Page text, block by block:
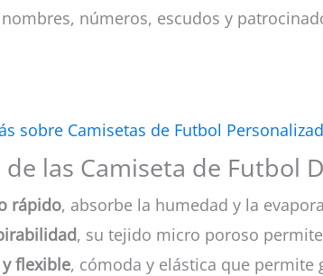
números, escudos y
sobre Camisetas de Futbol
de las Camiseta de Futbol
rápido, absorbe la humedad y la
, su tejido micro poroso
flexible, cómoda y elástica que